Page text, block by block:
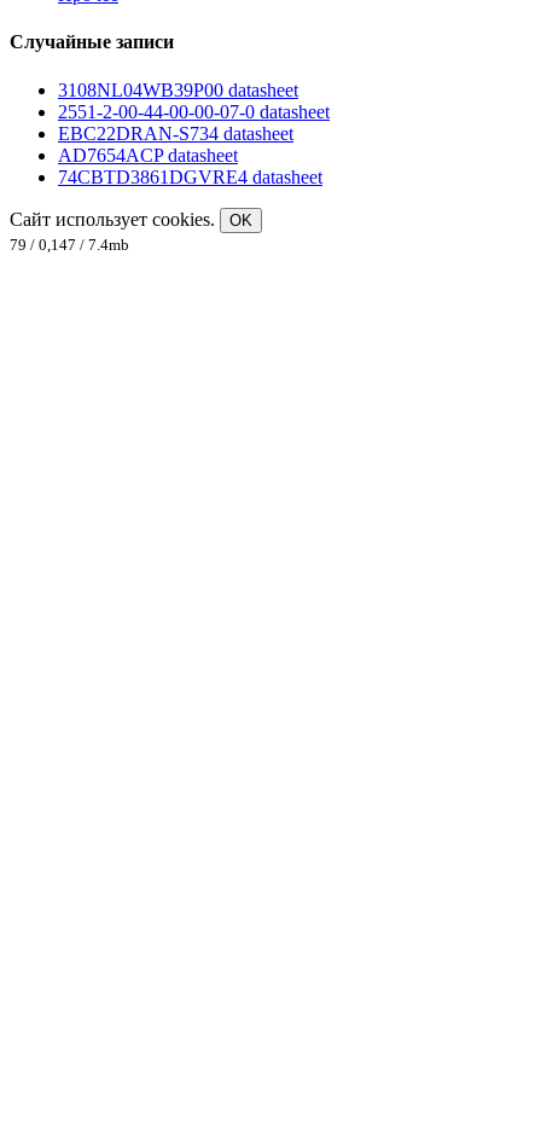
Случайные записи
3108NL04WB39P00 datasheet
2551-2-00-44-00-00-07-0 datasheet
EBC22DRAN-S734 datasheet
AD7654ACP datasheet
74CBTD3861DGVRE4 datasheet
Сайт использует cookies.
OK
79 / 0,147 / 7.4mb